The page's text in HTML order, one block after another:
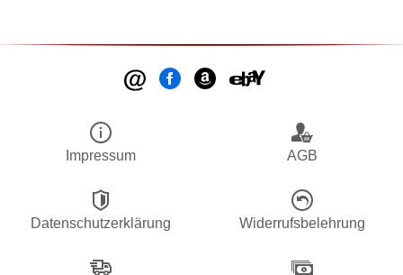
Impressum AGB
Datenschutzerklärung Widerrufsbelehrung